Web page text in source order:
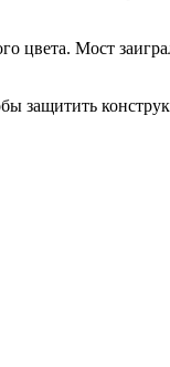
цвета. Мост
защитить